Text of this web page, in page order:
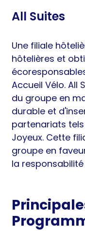
All Suites
Une filiale
hôtelières et
Accueil Vélo. All
du groupe en
durable et
partenariats
Joyeux. Cette
groupe en
la